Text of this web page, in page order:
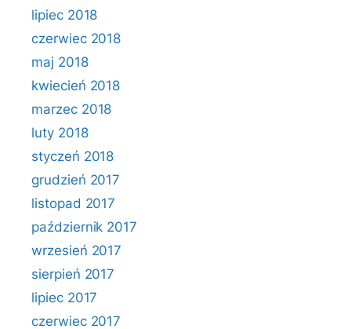
lipiec 2018
czerwiec 2018
maj 2018
kwiecień 2018
marzec 2018
luty 2018
styczeń 2018
grudzień 2017
listopad 2017
październik 2017
wrzesień 2017
sierpień 2017
lipiec 2017
czerwiec 2017